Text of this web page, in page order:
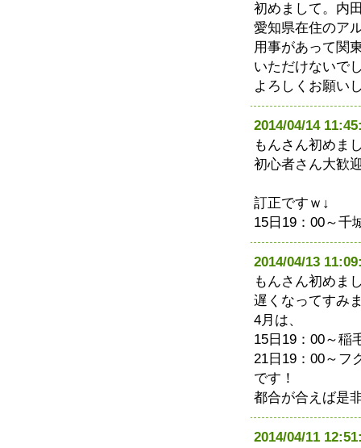
初めまして。内
愛知県在住のア
用事があって関
いただけないで
よろしくお願い
2014/04/14
もんさん初めま
初心者さん大歓
訂正ですｗ↓
15日19：00～千
2014/04/13
もんさん初めま
遅くなってすみ
4月は、
15日19：00～稲
21日19：00～フ
です！
都合が合えば是
2014/04/11